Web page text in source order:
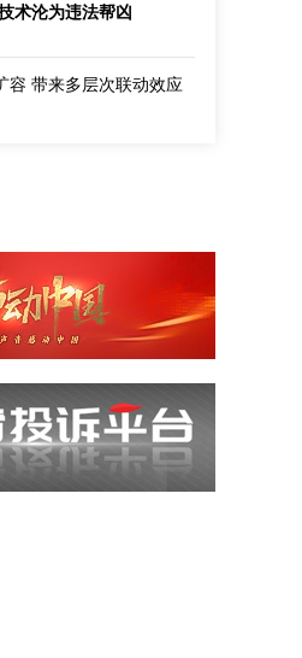
术沦为违法帮凶
容 带来多层次联动效应